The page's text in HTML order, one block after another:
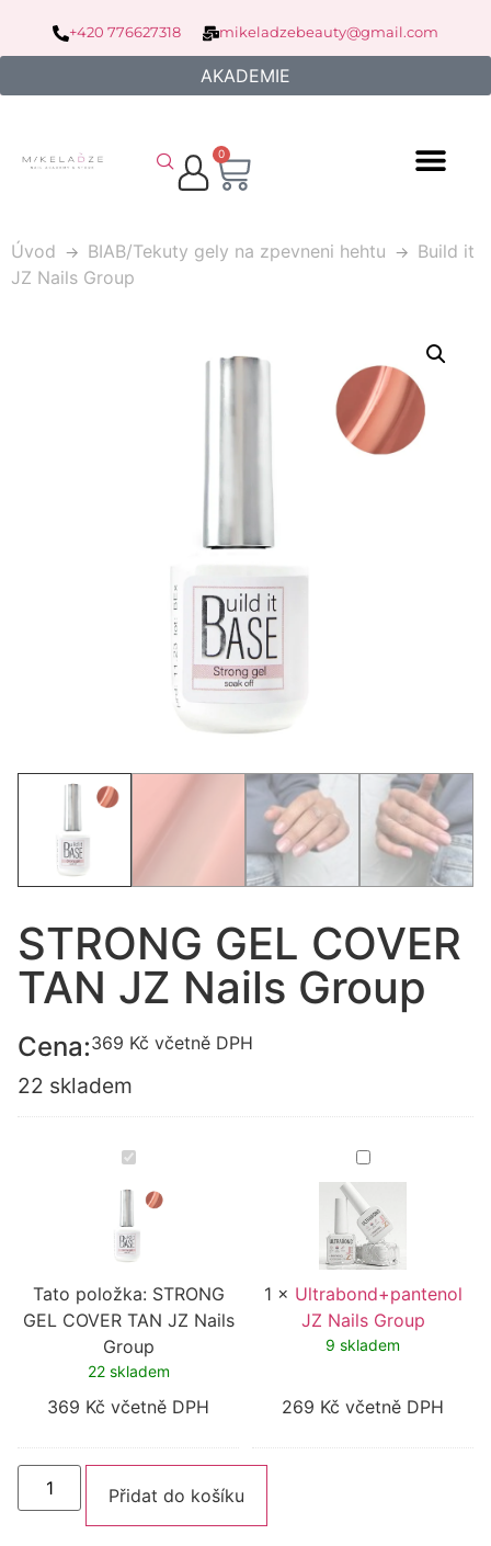
+420 776627318 mikeladzebeauty@gmail.com
AKADEMIE
0
Úvod BIAB/Tekuty gely na zpevneni hehtu
Build it
JZ Nails Group
STRONG GEL COVER
TAN JZ Nails Group
Cena:369 Kč včetně DPH
22 skladem
STRONG
GEL
COVER
TAN
JZ
Nails
Group
Tato položka: STRONG
GEL COVER TAN JZ Nails
Group
22 skladem
369 Kč včetně DPH
JZ
Nails
Group
1 × Ultrabond+pantenol
JZ Nails Group
9 skladem
269 Kč včetně DPH
Přidat do košíku